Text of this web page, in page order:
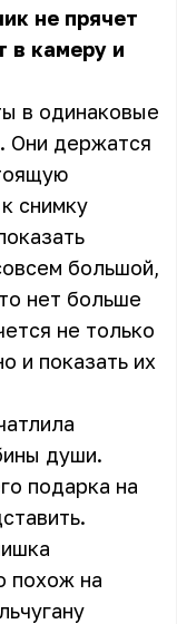
не прячет
в камеру и
в одинаковые
Они держатся
снимку
большой,
нет больше
не только
и показать их
души.
подарка на
похож на